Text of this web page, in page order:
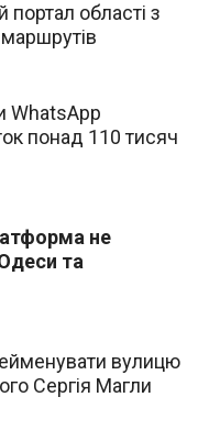
області з
WhatsApp
понад 110 тисяч
не
та
вулицю
Сергія Магли